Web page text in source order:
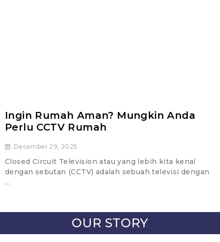
Ingin Rumah Aman? Mungkin Anda
Perlu CCTV Rumah
December 29, 2025
Closed Circuit Television atau yang lebih kita kenal
dengan sebutan (CCTV) adalah sebuah televisi dengan
…
OUR STORY